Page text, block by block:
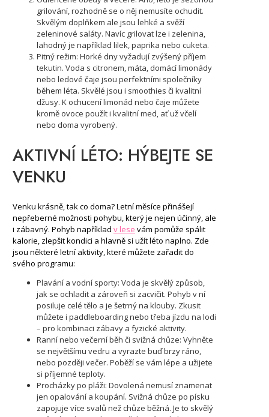
grilování, rozhodně se o něj nemusíte ochudit.
Skvělým doplňkem ale jsou lehké a svěží
zeleninové saláty. Navíc grilovat lze i zelenina,
lahodný je například lilek, paprika nebo cuketa.
Pitný režim: Horké dny vyžadují zvýšený příjem
tekutin. Voda s citronem, máta, domácí limonády
nebo ledové čaje jsou perfektními společníky
během léta. Skvělé jsou i smoothies či kvalitní
džusy. K ochucení limonád nebo čaje můžete
kromě ovoce použít i kvalitní med, ať už včelí
nebo doma vyrobený.
AKTIVNÍ LÉTO: HÝBEJTE SE
VENKU
Venku krásně, tak co doma? Letní měsíce přinášejí
nepřeberné možnosti pohybu, který je nejen účinný, ale
i zábavný. Pohyb například v lese vám pomůže spálit
kalorie, zlepšit kondici a hlavně si užít léto naplno. Zde
jsou některé letní aktivity, které můžete zařadit do
svého programu:
Plavání a vodní sporty: Voda je skvělý způsob,
jak se ochladit a zároveň si zacvičit. Pohyb v ní
posiluje celé tělo a je šetrný na klouby. Zkusit
můžete i paddleboarding nebo třeba jízdu na lodi
– pro kombinaci zábavy a fyzické aktivity.
Ranní nebo večerní běh či svižná chůze: Vyhněte
se největšímu vedru a vyrazte buď brzy ráno,
nebo později večer. Poběží se vám lépe a užijete
si příjemné teploty.
Procházky po pláži: Dovolená nemusí znamenat
jen opalování a koupání. Svižná chůze po písku
zapojuje více svalů než chůze běžná. Je to skvělý